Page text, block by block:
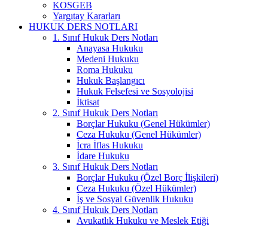
KOSGEB
Yargıtay Kararları
HUKUK DERS NOTLARI
1. Sınıf Hukuk Ders Notları
Anayasa Hukuku
Medeni Hukuku
Roma Hukuku
Hukuk Başlangıcı
Hukuk Felsefesi ve Sosyolojisi
İktisat
2. Sınıf Hukuk Ders Notları
Borçlar Hukuku (Genel Hükümler)
Ceza Hukuku (Genel Hükümler)
İcra İflas Hukuku
İdare Hukuku
3. Sınıf Hukuk Ders Notları
Borçlar Hukuku (Özel Borç İlişkileri)
Ceza Hukuku (Özel Hükümler)
İş ve Sosyal Güvenlik Hukuku
4. Sınıf Hukuk Ders Notları
Avukatlık Hukuku ve Meslek Etiği